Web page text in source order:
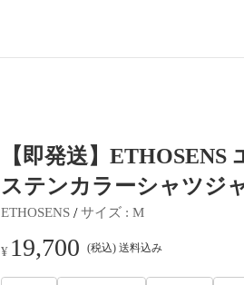
【即発送】
ステンカラーシャツジ
ETHOSENS / サイズ : M
¥ 19,700 (税込) 送料込み